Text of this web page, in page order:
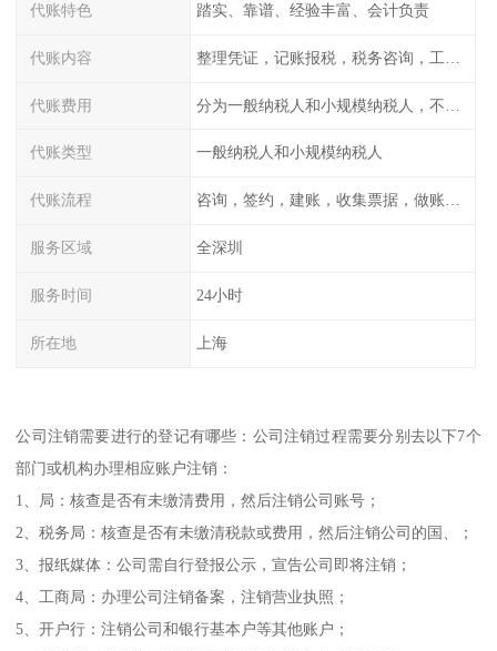
代账特色 踏实、靠谱、经验丰富、会计负责
代账内容
代账费用
代账类型 一般纳税人和小规模纳税人
代账流程 咨询，签约，建账，收集票据，做账，报税
服务区域 全深圳
服务时间 24小时
所在地 上海
公司注销需要进行的登记有哪些：公司注销过程需要分别去以下7个
部门或机构办理相应账户注销：
1、局：核查是否有未缴清费用，然后注销公司账号；
2、税务局：核查是否有未缴清税款或费用，然后注销公司的国、；
3、报纸媒体：公司需自行登报公示，宣告公司即将注销；
4、工商局：办理公司注销备案，注销营业执照；
5、开户行：注销公司和银行基本户等其他账户；